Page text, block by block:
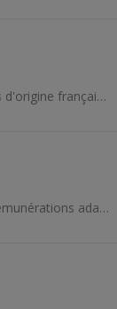
Carrefour est une chaîne de supermarchés et d'hypermarchés d'origine française, l'une des plus grandes au monde. Fondée en 1958, Carrefour offre un...
Cdiscount.com est un site multi-spécialiste qui propose des rémunérations adaptées par univers de vente mais également basé sur le volume des vente...